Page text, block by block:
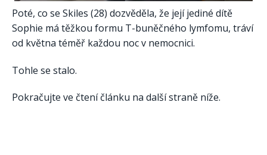
Poté, co se Skiles (28) dozvěděla, že její jediné dítě
Sophie má těžkou formu T-buněčného lymfomu, tráví
od května téměř každou noc v nemocnici.
Tohle se stalo.
Pokračujte ve čtení článku na další straně níže.